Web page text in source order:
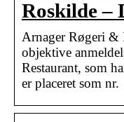
Roskilde –
Arnager Røgeri &
objektive
Restaurant, som
er placeret som nr.